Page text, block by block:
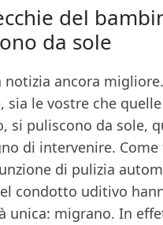
del
da sole
notizia ancora
sia le vostre che
si puliscono da sole,
di intervenire.
di pulizia
condotto uditivo
unica: migrano. In